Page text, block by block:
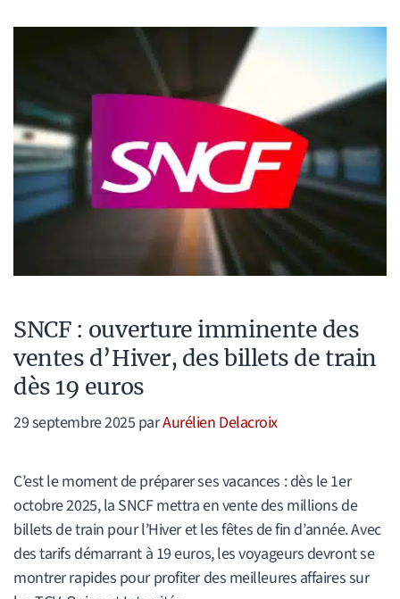
SNCF : ouverture imminente des
ventes d’Hiver, des billets de train
dès 19 euros
29 septembre 2025 parAurélien Delacroix
C’est le moment de préparer ses vacances : dès le 1er
octobre 2025, la SNCF mettra en vente des millions de
billets de train pour l’Hiver et les fêtes de fin d’année. Avec
des tarifs démarrant à 19 euros, les voyageurs devront se
montrer rapides pour profiter des meilleures affaires sur